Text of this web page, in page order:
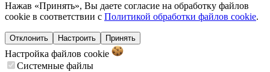
Нажав «Принять», Вы даете согласие на обработку файлов
cookie в соответствии с Политикой обработки файлов cookie.
Отклонить Настроить Принять
Настройка файлов cookie
Системные файлы